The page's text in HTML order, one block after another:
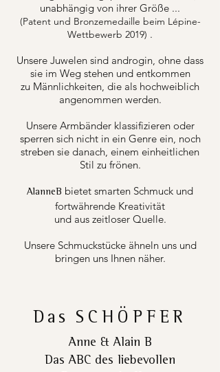
unabhängig von ihrer Größe ...
(Patent und Bronzemedaille beim Lépine-
Wettbewerb 2019) .
Unsere Juwelen sind androgin, ohne dass
sie im Weg stehen und entkommen
zu Männlichkeiten, die als hochweiblich
angenommen werden.
Unsere Armbänder klassifizieren oder
sperren sich nicht in ein Genre ein, noch
streben sie danach, einem einheitlichen
Stil zu frönen.
AlanneB bietet smarten Schmuck und
fortwährende Kreativität
und aus zeitloser Quelle.
Unsere Schmuckstücke ähneln uns und
bringen uns Ihnen näher.
Das SCHÖPFER
Anne & Alain B
Das ABC des liebevollen